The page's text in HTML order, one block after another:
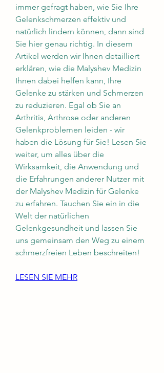
immer gefragt haben, wie Sie Ihre
Gelenkschmerzen effektiv und
natürlich lindern können, dann sind
Sie hier genau richtig. In diesem
Artikel werden wir Ihnen detailliert
erklären, wie die Malyshev Medizin
Ihnen dabei helfen kann, Ihre
Gelenke zu stärken und Schmerzen
zu reduzieren. Egal ob Sie an
Arthritis, Arthrose oder anderen
Gelenkproblemen leiden - wir
haben die Lösung für Sie! Lesen Sie
weiter, um alles über die
Wirksamkeit, die Anwendung und
die Erfahrungen anderer Nutzer mit
der Malyshev Medizin für Gelenke
zu erfahren. Tauchen Sie ein in die
Welt der natürlichen
Gelenkgesundheit und lassen Sie
uns gemeinsam den Weg zu einem
schmerzfreien Leben beschreiten!
LESEN SIE MEHR